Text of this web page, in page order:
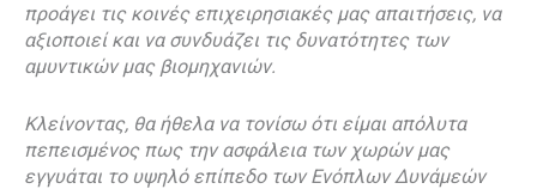
προάγει τις κοινές επιχειρησιακές μας απαιτήσεις, να
αξιοποιεί και να συνδυάζει τις δυνατότητες των
αμυντικών μας βιομηχανιών.
Κλείνοντας, θα ήθελα να τονίσω ότι είμαι απόλυτα
πεπεισμένος πως την ασφάλεια των χωρών μας
εγγυάται το υψηλό επίπεδο των Ενόπλων Δυνάμεών